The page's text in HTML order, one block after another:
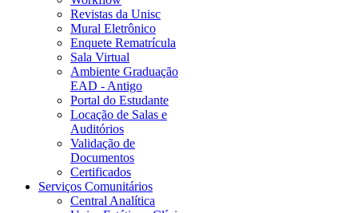
Revistas da Unisc
Mural Eletrônico
Enquete Rematrícula
Sala Virtual
Ambiente Graduação
EAD - Antigo
Portal do Estudante
Locação de Salas e
Auditórios
Validação de
Documentos
Certificados
Serviços Comunitários
Central Analítica